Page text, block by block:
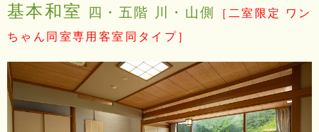
基本和室 四・五階 川・山側
［二室限定 ワン
ちゃん同室専用客室同タイプ］